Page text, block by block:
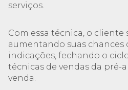
serviços.
Com essa técnica, o cliente
aumentando suas chances
indicações, fechando o
técnicas de vendas da pré-
venda.